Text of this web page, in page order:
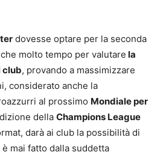
dovesse optare per la seconda
molto tempo per valutare la
club, provando a massimizzare
considerato anche la
al prossimo Mondiale per
della Champions League
darà ai club la possibilità di
mai fatto dalla suddetta